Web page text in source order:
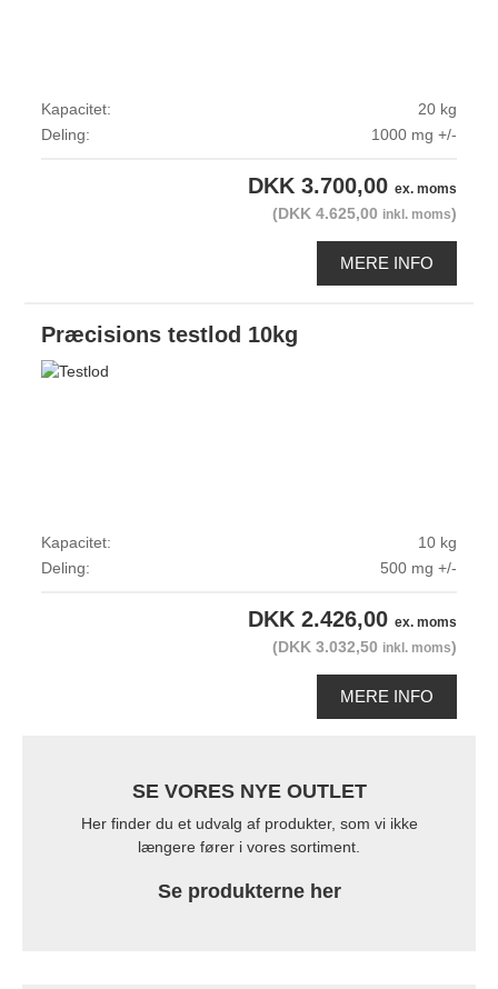
Kapacitet:
20 kg
Deling:
1000 mg +/-
DKK 3.700,00 ex. moms
(DKK 4.625,00 inkl. moms)
MERE INFO
Præcisions testlod 10kg
Kapacitet:
10 kg
Deling:
500 mg +/-
DKK 2.426,00 ex. moms
(DKK 3.032,50 inkl. moms)
MERE INFO
SE VORES NYE OUTLET
Her finder du et udvalg af produkter, som vi ikke
længere fører i vores sortiment.
Se produkterne her